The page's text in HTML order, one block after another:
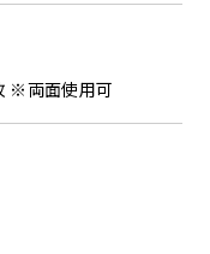
※両面使用可